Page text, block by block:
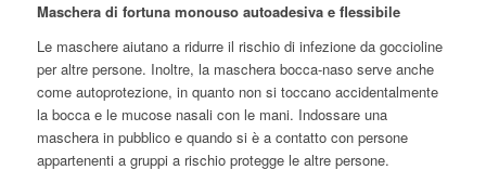
Maschera di fortuna monouso autoadesiva e flessibile
Le maschere aiutano a ridurre il rischio di infezione da goccioline
per altre persone. Inoltre, la maschera bocca-naso serve anche
come autoprotezione, in quanto non si toccano accidentalmente
la bocca e le mucose nasali con le mani. Indossare una
maschera in pubblico e quando si è a contatto con persone
appartenenti a gruppi a rischio protegge le altre persone.